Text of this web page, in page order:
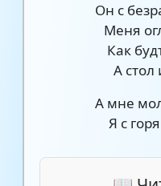
Он с
Меня
Как
А стол
А мне
Я с